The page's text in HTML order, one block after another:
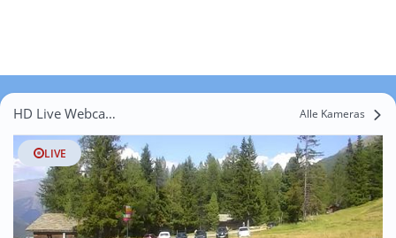
HD Live Webcams Sestriere Alle Kameras
LIVE